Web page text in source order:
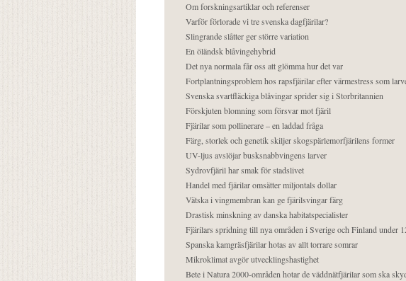
Om forskningsartiklar och referenser
Varför förlorade vi tre svenska dagfjärilar?
Slingrande slåtter ger större variation
En öländsk blåvingehybrid
Det nya normala får oss att glömma hur det var
Fortplantningsproblem hos rapsfjärilar efter värmestress som
Svenska svartfläckiga blåvingar sprider sig i Storbritannien
Förskjuten blomning som försvar mot fjäril
Fjärilar som pollinerare – en laddad fråga
Färg, storlek och genetik skiljer skogspärlemorfjärilens former
UV-ljus avslöjar busksnabbvingens larver
Sydrovfjäril har smak för stadslivet
Handel med fjärilar omsätter miljontals dollar
Vätska i vingmembran kan ge fjärilsvingar färg
Drastisk minskning av danska habitatspecialister
Fjärilars spridning till nya områden i Sverige och Finland under
Spanska kamgräsfjärilar hotas av allt torrare somrar
Mikroklimat avgör utvecklingshastighet
Bete i Natura 2000-områden hotar de väddnätfjärilar som ska